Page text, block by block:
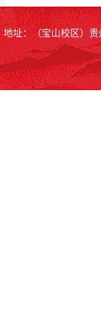
地址：（宝山校区）